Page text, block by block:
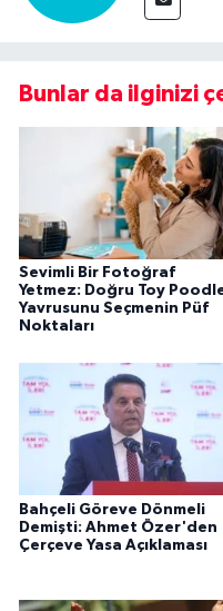
Bunlar da ilginizi
Sevimli Bir Fotoğraf
Yetmez: Doğru Toy
Yavrusunu Seçmenin Püf
Noktaları
Bahçeli Göreve Dönmeli
Demişti: Ahmet Özer'den
Çerçeve Yasa Açıklaması